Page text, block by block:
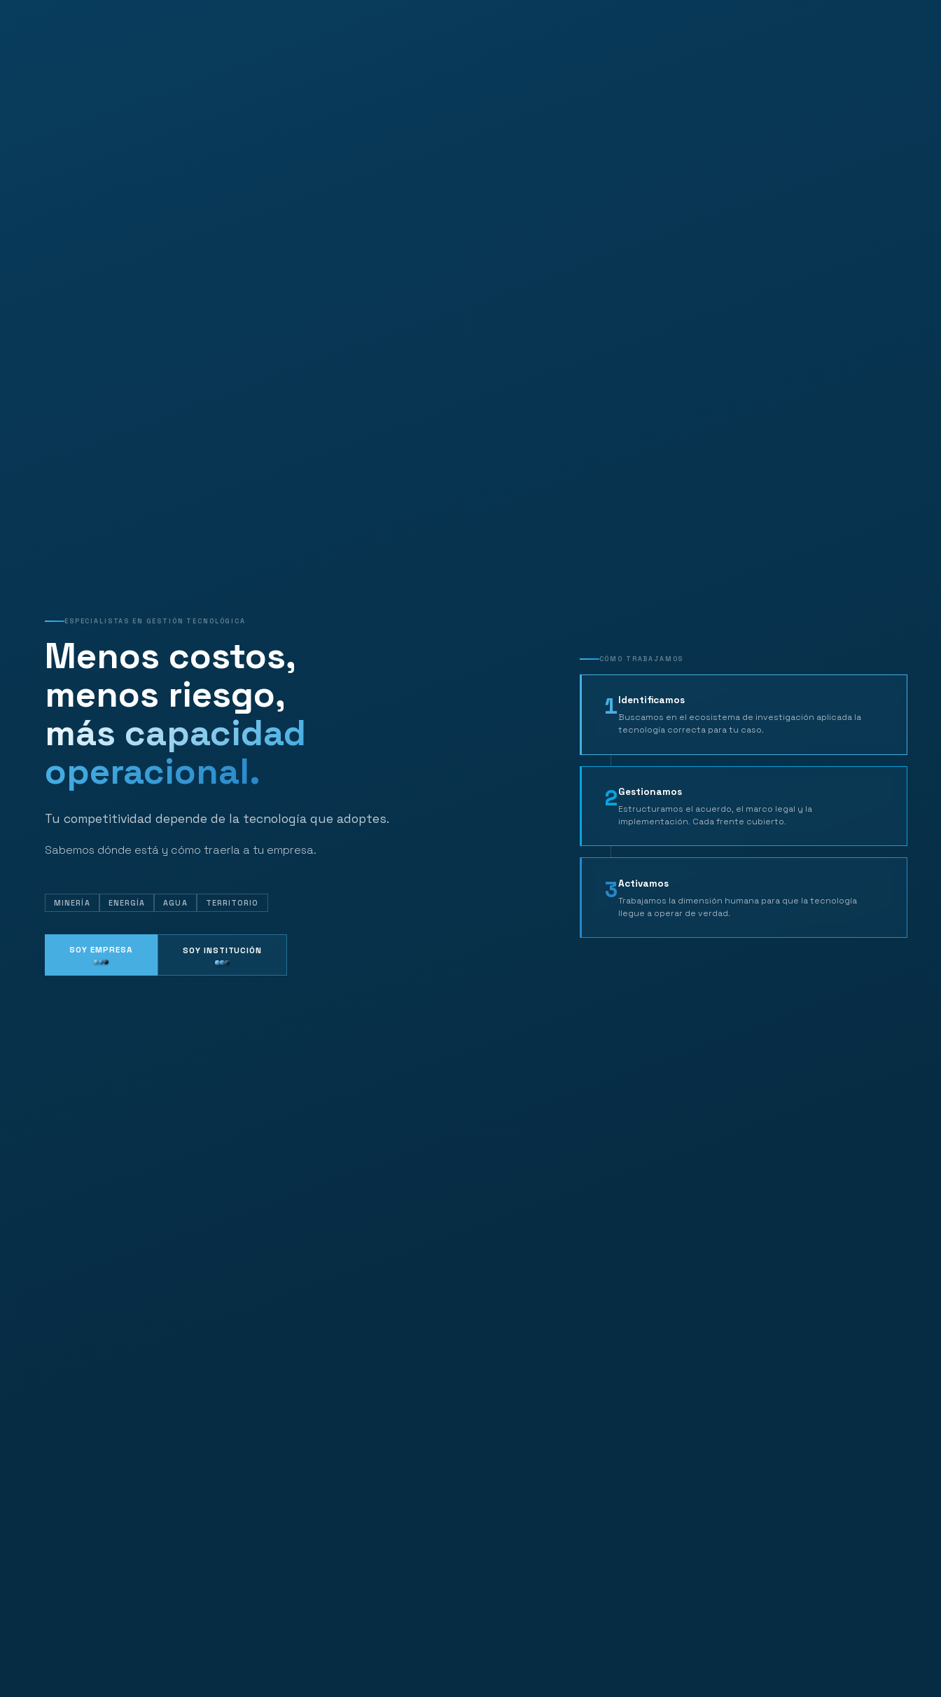
ESPECIALISTAS EN GESTIÓN TECNOLÓGICA
Menos costos,
menos riesgo,
más capacidad
operacional.
Tu competitividad depende de la tecnología que adoptes.
Sabemos dónde está y cómo traerla a tu empresa.
MINERÍA ENERGÍA AGUA TERRITORIO
SOY EMPRESA SOY INSTITUCIÓN
CÓMO TRABAJAMOS
1Identificamos
Buscamos en el ecosistema de investigación aplicada la
tecnología correcta para tu caso.
2Gestionamos
Estructuramos el acuerdo, el marco legal y la
implementación. Cada frente cubierto.
3Activamos
Trabajamos la dimensión humana para que la tecnología
llegue a operar de verdad.